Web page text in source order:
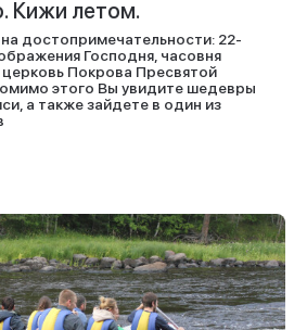
Кижи летом.
достопримечательности: 22-
Господня, часовня
Покрова Пресвятой
этого Вы увидите шедевры
а также зайдете в один из